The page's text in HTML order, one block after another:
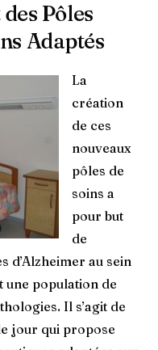
Pôles
Adaptés
La
création
de ces
nouveaux
pôles de
soins a
pour but
de
d’Alzheimer au sein
une population de
Il s’agit de
jour qui propose